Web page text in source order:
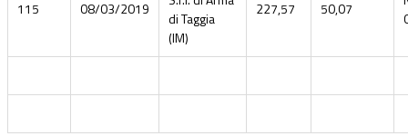
115 08/03/2019
di Taggia
(IM)
227,57 50,07